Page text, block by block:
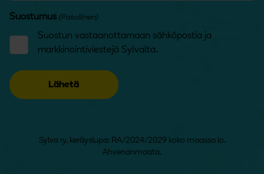
Suostumus (Pakollinen)
Suostun vastaanottamaan sähköpostia ja
markkinointiviestejä Sylvalta.
Sylva ry, keräyslupa: RA/2024/2029 koko maassa lo.
Ahvenanmaata.